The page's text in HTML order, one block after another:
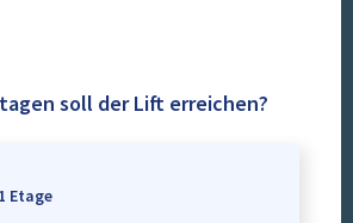
soll der Lift erreichen?
1 Etage